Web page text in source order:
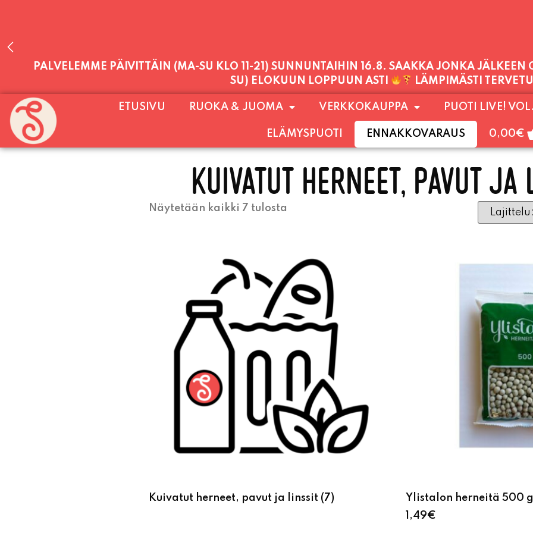
SU) ELOKUUN LOPPUUN ASTI
LÄMPIMÄSTI
PALVELEMME TÄNÄÄN:
LAUANTAI11:00 - 21:00
ETUSIVU
RUOKA & JUOMA VERKKOKAUPPA PUOTI LIVE!
ELÄMYSPUOTI ENNAKKOVARAUS 0,00€
KUIVATUT HERNEET, PAVUT JA
Näytetään kaikki 7 tulosta
Kuivatut herneet, pavut ja linssit (7)
Ylistalon herneitä 500 g
1,49€